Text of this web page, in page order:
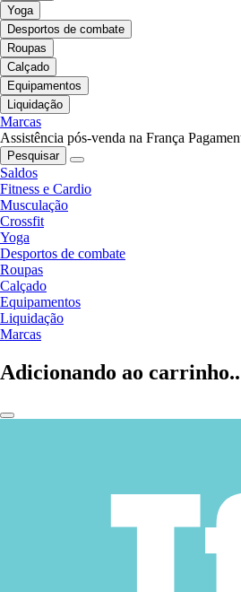
Yoga
Desportos de combate
Roupas
Calçado
Equipamentos
Liquidação
Marcas
Assistência pós-venda na França
Pesquisar
Saldos
Fitness e Cardio
Musculação
Crossfit
Yoga
Desportos de combate
Roupas
Calçado
Equipamentos
Liquidação
Marcas
Adicionando ao